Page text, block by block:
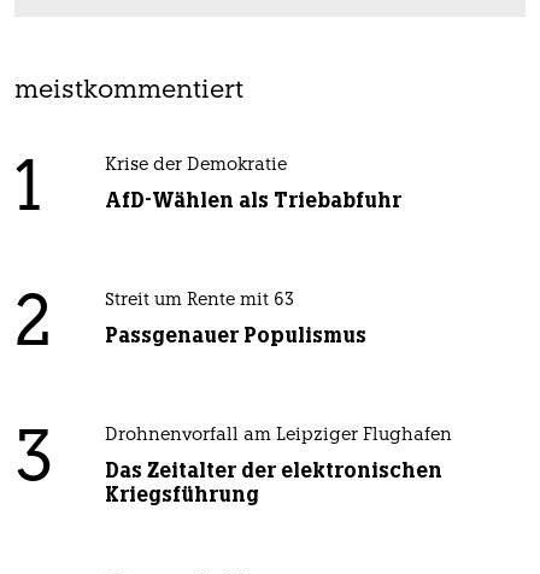
meistkommentiert
1 Krise der Demokratie
AfD-Wählen als Triebabfuhr
2 Streit um Rente mit 63
Passgenauer Populismus
3 Drohnenvorfall am Leipziger Flughafen
Das Zeitalter der elektronischen
Kriegsführung